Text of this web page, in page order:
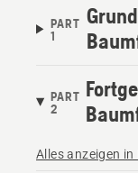
PART
1
PART
2
Alles anzeigen